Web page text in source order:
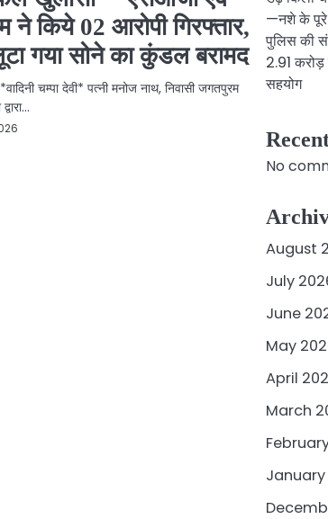
ने किये 02 आरोपी गिरफ्तार,
गया सोने का कुंडल बरामद
चम्पा देवी* पत्नी मनोज नाथ, निवासी जगतपुरम
—नशे के पूरे
पुलिस की
2.91 करोड़
सहयोग
No
August
July
June
May
April
March